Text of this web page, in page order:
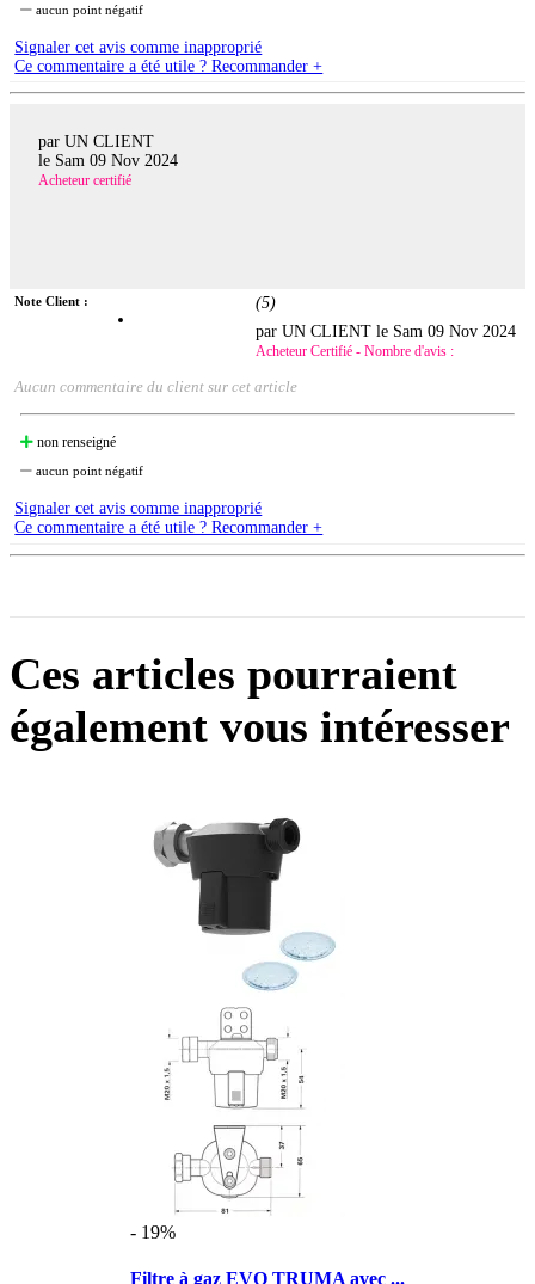
aucun point négatif
Signaler cet avis comme inapproprié
Ce commentaire a été utile ? Recommander +
par UN CLIENT
le Sam 09 Nov 2024
Acheteur certifié
Note Client : (5)
par UN CLIENT le Sam 09 Nov 2024
Acheteur Certifié - Nombre d'avis :
Aucun commentaire du client sur cet article
non renseigné
aucun point négatif
Signaler cet avis comme inapproprié
Ce commentaire a été utile ? Recommander +
Ces articles pourraient
également vous intéresser
- 19%
Filtre à gaz EVO TRUMA avec ...